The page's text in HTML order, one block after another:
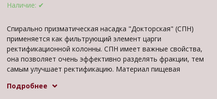
Наличие: ✔
Спирально призматическая насадка "Докторская" (СПН)
применяется как фильтрующий элемент царги
ректификационной колонны. СПН имеет важные свойства,
она позволяет очень эффективно разделять фракции, тем
самым улучшает ректификацию. Материал пищевая
проволки 0.2 - 0.3 мм Цена за 1 литр.
Подробнее